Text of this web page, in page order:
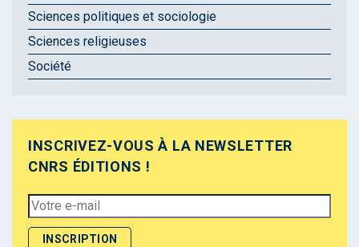
Sciences politiques et sociologie
Sciences religieuses
Société
INSCRIVEZ-VOUS À LA NEWSLETTER
CNRS ÉDITIONS !